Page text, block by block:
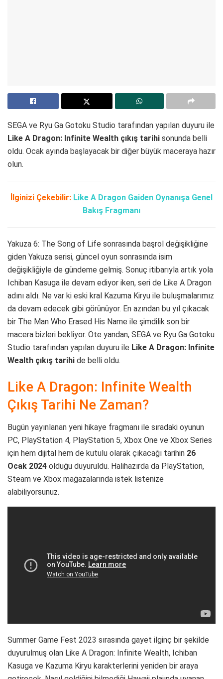
SEGA ve Ryu Ga Gotoku Studio tarafından yapılan duyuru ile
Like A Dragon: Infinite Wealth çıkış tarihi sonunda belli
oldu. Ocak ayında başlayacak bir diğer büyük maceraya hazır
olun.
İlginizi Çekebilir: Like A Dragon Gaiden Oynanışa Genel
Bakış Fragmanı
Yakuza 6: The Song of Life sonrasında başrol değişikliğine
giden Yakuza serisi, güncel oyun sonrasında isim
değişikliğiyle de gündeme gelmiş. Sonuç itibarıyla artık yola
Ichiban Kasuga ile devam ediyor iken, seri de Like A Dragon
adını aldı. Ne var ki eski kral Kazuma Kiryu ile buluşmalarımız
da devam edecek gibi görünüyor. En azından bu yıl çıkacak
bir The Man Who Erased His Name ile şimdilik son bir
macera bizleri bekliyor. Öte yandan, SEGA ve Ryu Ga Gotoku
Studio tarafından yapılan duyuru ile Like A Dragon: Infinite
Wealth çıkış tarihi de belli oldu.
Like A Dragon: Infinite Wealth
Çıkış Tarihi Ne Zaman?
Bugün yayınlanan yeni hikaye fragmanı ile sıradaki oyunun
PC, PlayStation 4, PlayStation 5, Xbox One ve Xbox Series
için hem dijital hem de kutulu olarak çıkacağı tarihin 26
Ocak 2024 olduğu duyuruldu. Halihazırda da PlayStation,
Steam ve Xbox mağazalarında istek listenize
alabiliyorsunuz.
Summer Game Fest 2023 sırasında gayet ilginç bir şekilde
duyurulmuş olan Like A Dragon: Infinite Wealth, Ichiban
Kasuga ve Kazuma Kiryu karakterlerini yeniden bir araya